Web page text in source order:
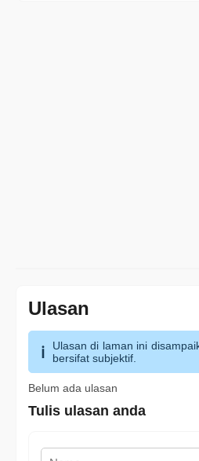
Ulasan
Ulasan di laman ini
bersifat subjektif.
Belum ada ulasan
Tulis ulasan anda